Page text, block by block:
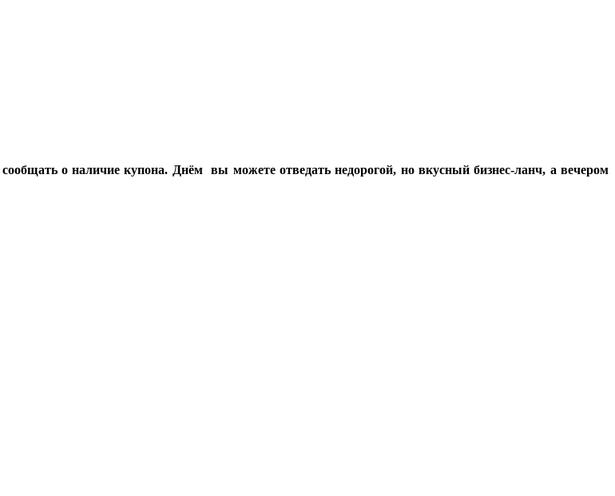
о наличие купона. Днём вы можете отведать недорогой, но вкусный бизнес-ланч, а вечером